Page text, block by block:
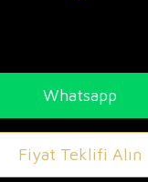
Whatsapp
Fiyat Teklifi Alın